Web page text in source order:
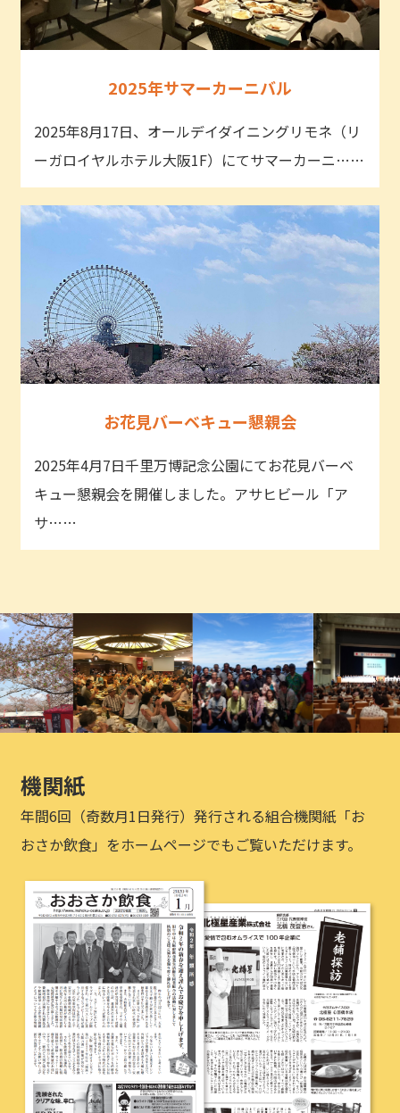
2025年サマーカーニバル
2025年8月17日、オールデイダイニングリモネ（リ
ーガロイヤルホテル大阪1F）にてサマーカーニ……
お花見バーベキュー懇親会
2025年4月7日千里万博記念公園にてお花見バーベ
キュー懇親会を開催しました。アサヒビール「ア
サ……
機関紙
年間6回（奇数月1日発行）発行される組合機関紙「お
おさか飲食」をホームページでもご覧いただけます。